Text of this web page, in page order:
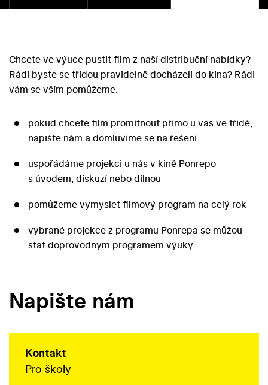
Chcete ve výuce pustit film z naší distribuční nabídky?
Rádi byste se třídou pravidelně docházeli do kina? Rádi
vám se vším pomůžeme.
pokud chcete film promítnout přímo u vás ve třídě,
napište nám a domluvíme se na řešení
uspořádáme projekci u nás v kině Ponrepo
s úvodem, diskuzí nebo dílnou
pomůžeme vymyslet filmový program na celý rok
vybrané projekce z programu Ponrepa se můžou
stát doprovodným programem výuky
Napište nám
Kontakt
Pro školy